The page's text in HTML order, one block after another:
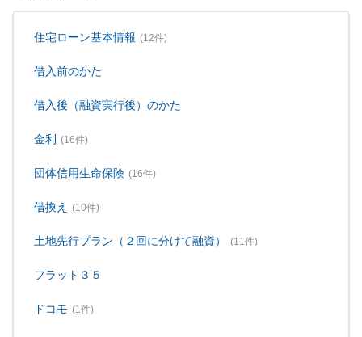
住宅ローン基本情報 (12件)
借入前のかた
借入後（融資実行後）のかた
金利 (16件)
団体信用生命保険 (16件)
借換え (10件)
土地先行プラン（２回に分けて融資） (11件)
フラット３５
ドコモ (1件)